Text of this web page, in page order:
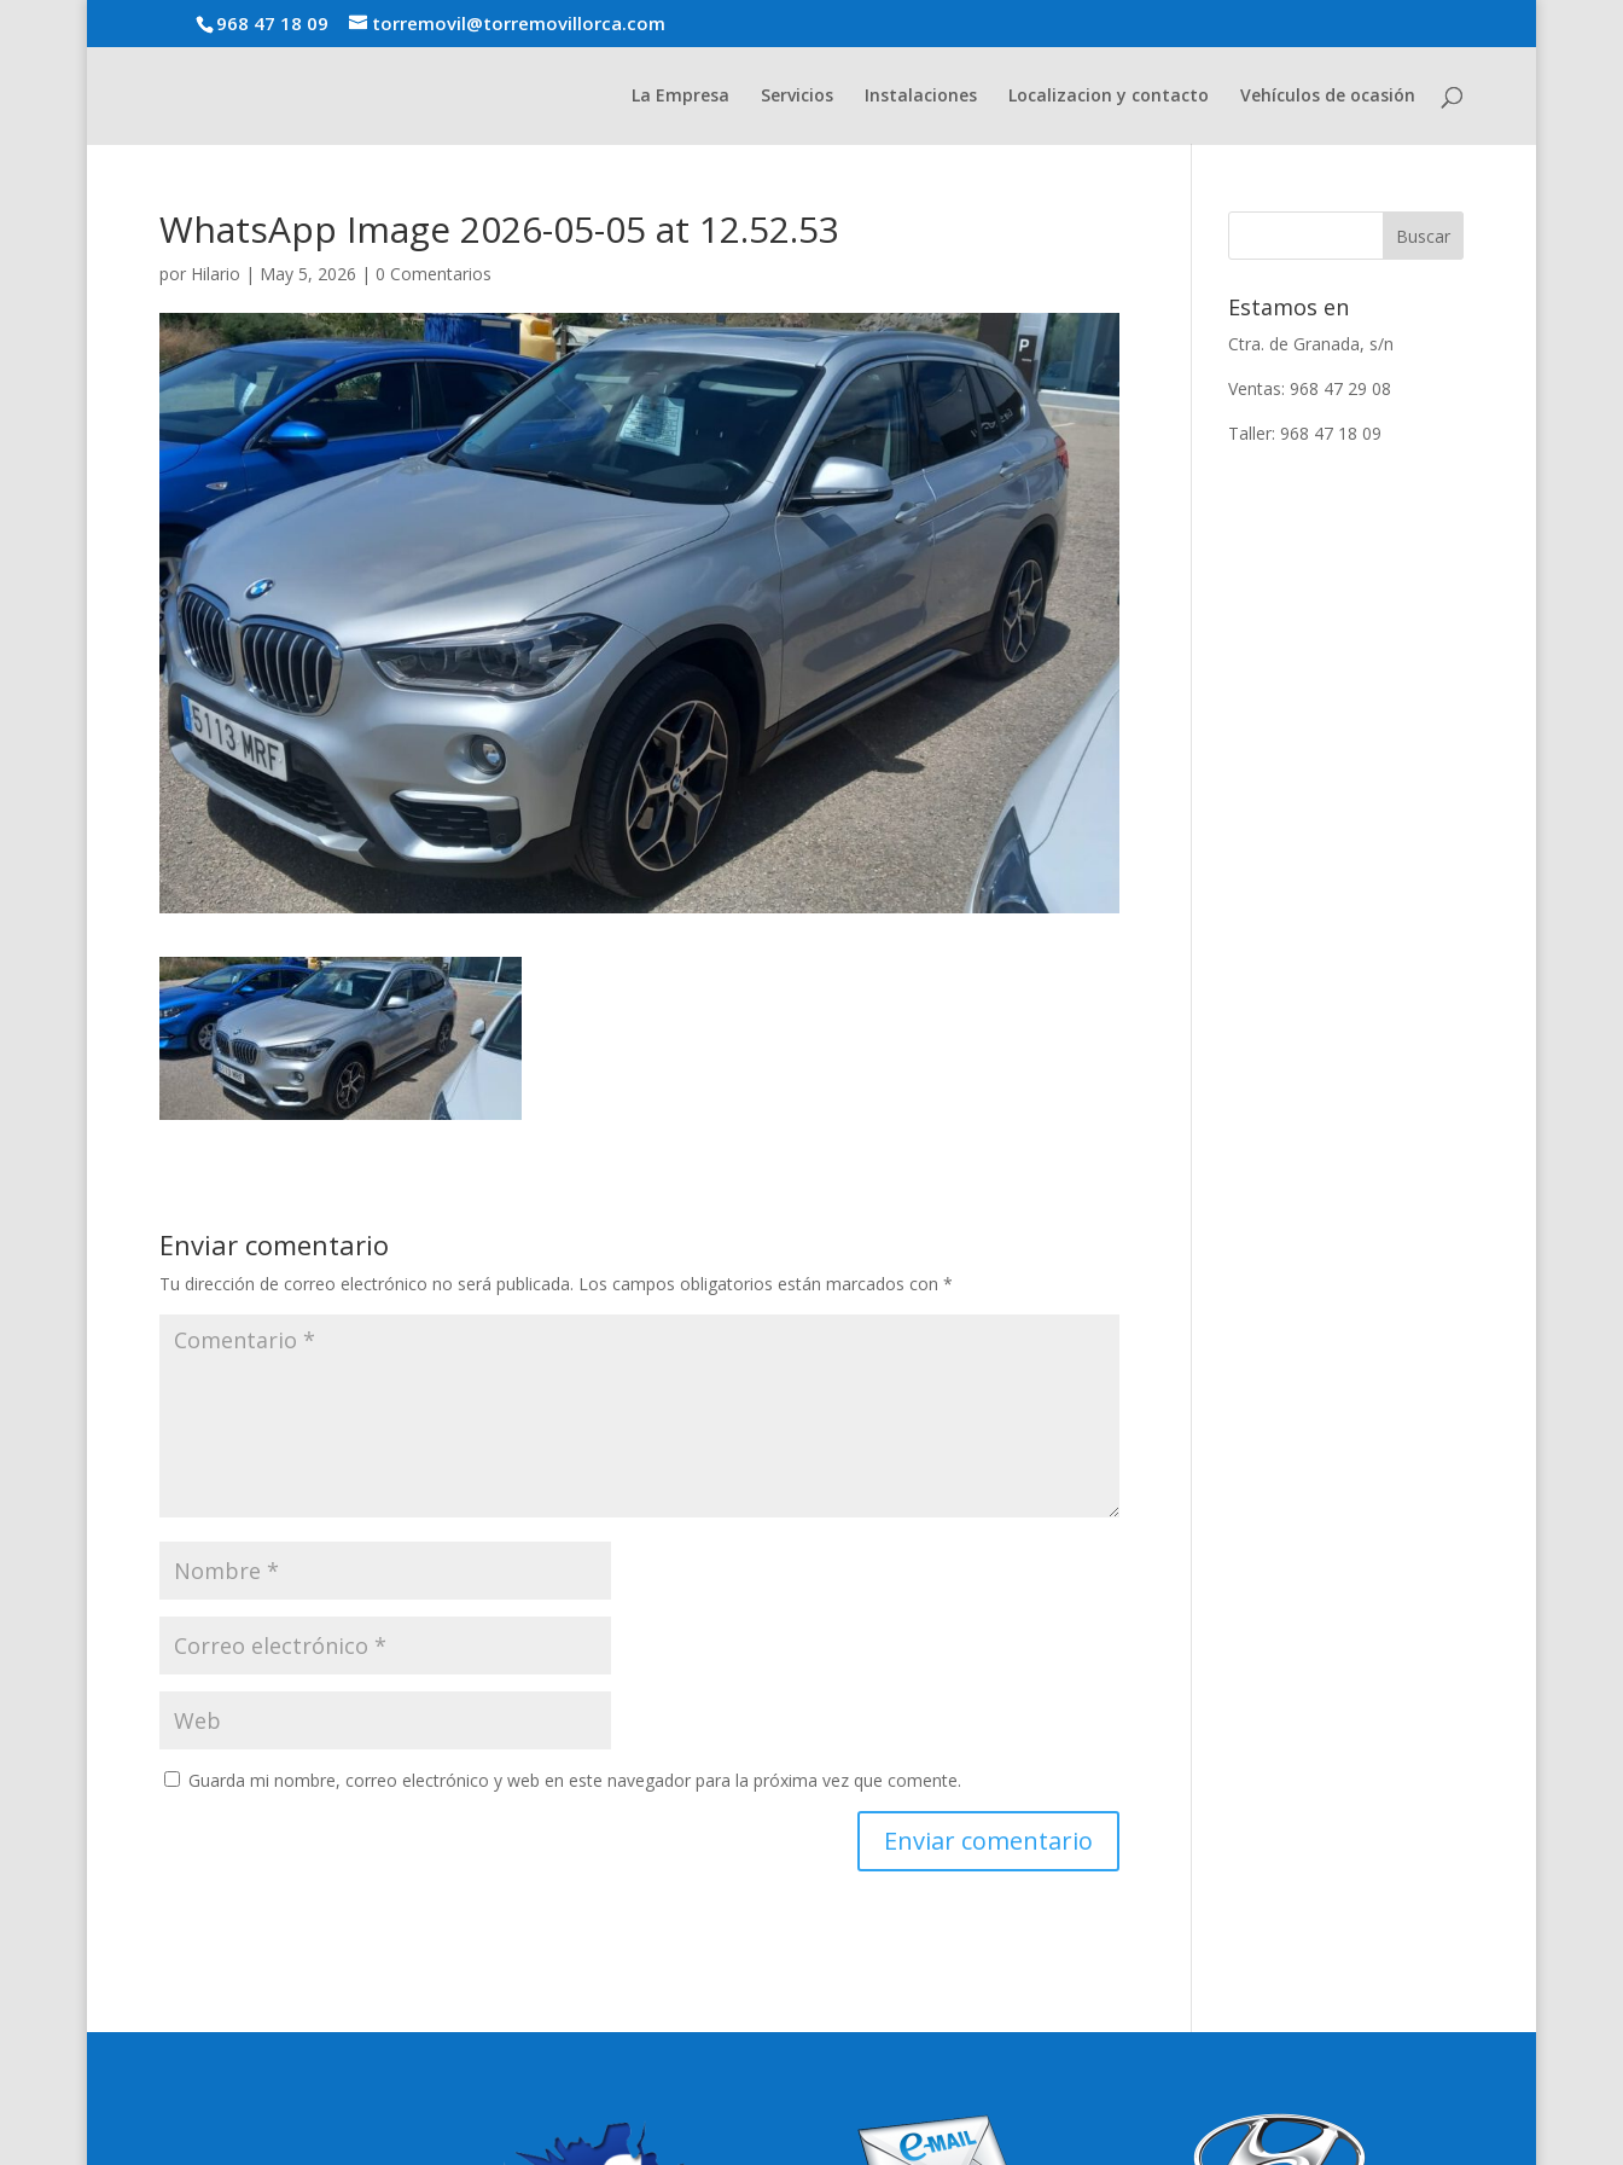
968 47 18 09 torremovil@torremovillorca.com
La Empresa Servicios Instalaciones Localizacion y contacto Vehículos de ocasión
WhatsApp Image 2026-05-05 at 12.52.53
por Hilario | May 5, 2026 | 0 Comentarios
Enviar comentario
Tu dirección de correo electrónico no será publicada. Los campos obligatorios están marcados con *
Guarda mi nombre, correo electrónico y web en este navegador para la próxima vez que comente.
Estamos en
Ctra. de Granada, s/n
Ventas: 968 47 29 08
Taller: 968 47 18 09